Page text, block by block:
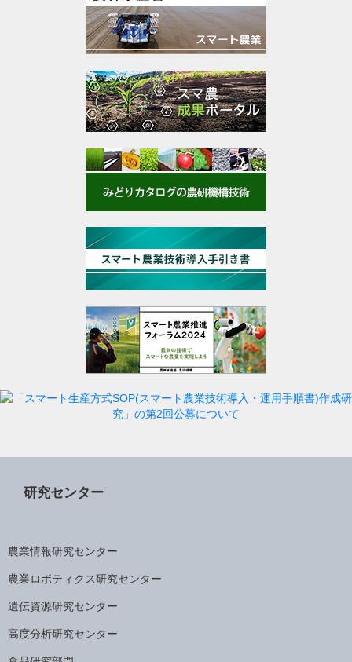
研究センター
農業情報研究センター
農業ロボティクス研究センター
遺伝資源研究センター
高度分析研究センター